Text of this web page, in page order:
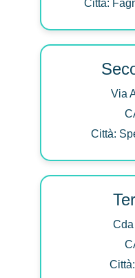
Città:
Via
Città: